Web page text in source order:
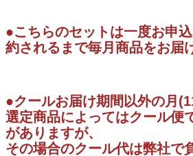
●こちらのセットは一度お申
約されるまで毎月商品をお届
●クールお届け期間以外の月
選定商品によってはクール便
がありますが、
その場合のクール代は弊社で